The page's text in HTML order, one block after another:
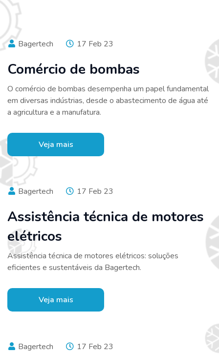
Bagertech 17 Feb 23
Comércio de bombas
O comércio de bombas desempenha um papel fundamental
em diversas indústrias, desde o abastecimento de água até
a agricultura e a manufatura.
Veja mais
Bagertech 17 Feb 23
Assistência técnica de motores
elétricos
Assistência técnica de motores elétricos: soluções
eficientes e sustentáveis da Bagertech.
Veja mais
Bagertech 17 Feb 23